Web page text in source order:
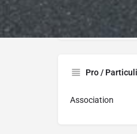
Pro /
Association